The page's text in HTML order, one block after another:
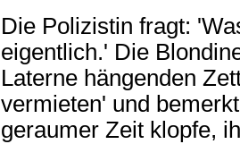
Die Polizistin fragt:
eigentlich.' Die
Laterne hängenden
vermieten' und
geraumer Zeit klopfe,